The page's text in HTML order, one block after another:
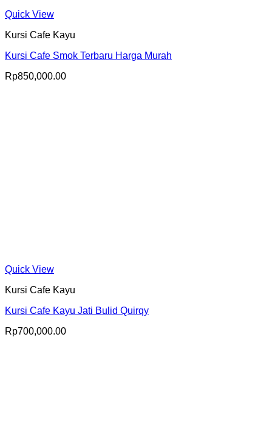
Quick View
Kursi Cafe Kayu
Kursi Cafe Smok Terbaru Harga Murah
Rp850,000.00
Quick View
Kursi Cafe Kayu
Kursi Cafe Kayu Jati Bulid Quirqy
Rp700,000.00